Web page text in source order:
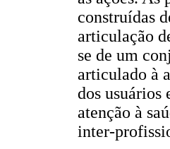
construídas
articulação
se de um
articulado à
dos usuários
atenção à
inter-